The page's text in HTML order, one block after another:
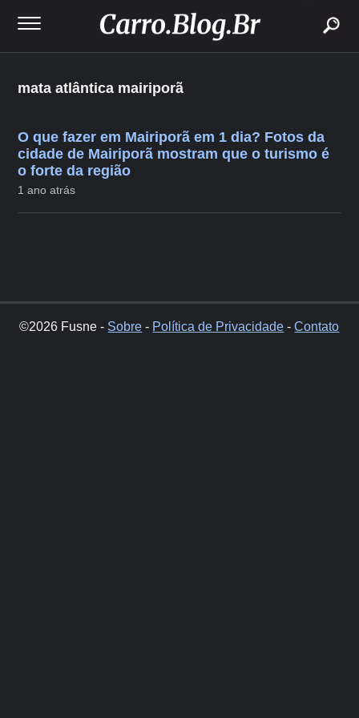
mata atlântica mairiporã
O que fazer em Mairiporã em 1 dia? Fotos da
cidade de Mairiporã mostram que o turismo é
o forte da região
1 ano atrás
©2026 Fusne - Sobre - Política de Privacidade -Contato